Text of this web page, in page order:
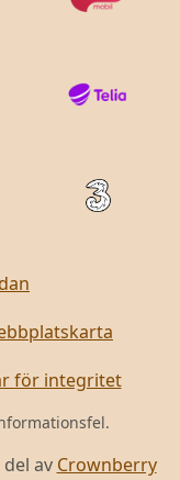
för integritet
av Crownberry